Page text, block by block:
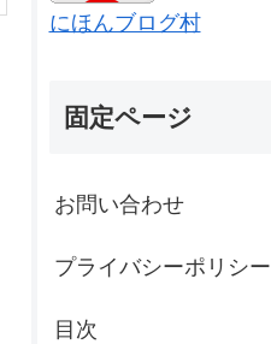
にほんブログ村
固定ページ
お問い合わせ
プライバシーポリシー
目次